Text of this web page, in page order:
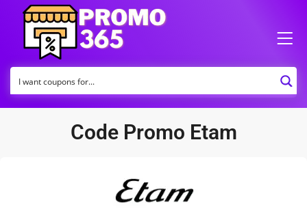
Code Promo Etam